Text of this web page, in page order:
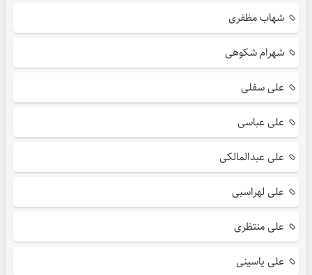
شهاب مظفری
شهرام شکوهی
علی سفلی
علی عباسی
علی عبدالمالکی
علی لهراسبی
علی منتظری
علی یاسینی